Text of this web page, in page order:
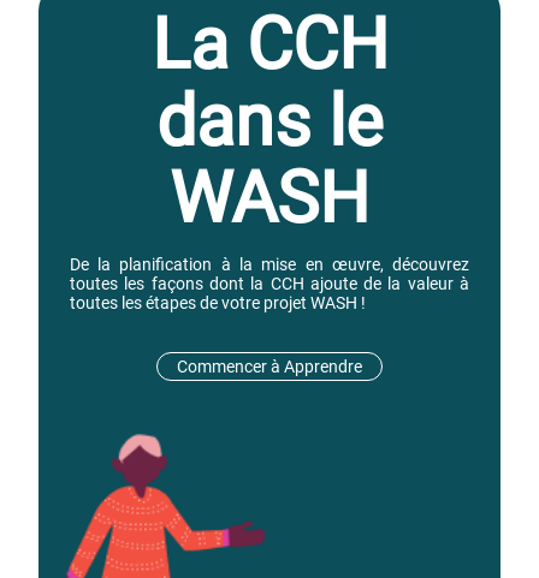
La CCH
dans le
WASH
De la planification à la mise en œuvre, découvrez
toutes les façons dont la CCH ajoute de la valeur à
toutes les étapes de votre projet WASH !
Commencer à Apprendre